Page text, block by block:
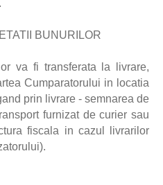
BUNURILOR
va fi transferata la livrare,
Cumparatorului in locatia
prin livrare - semnarea de
furnizat de curier sau
fiscala in cazul livrarilor